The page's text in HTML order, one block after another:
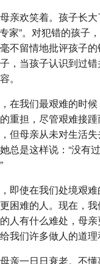
亲欢笑着。孩子长
家”。对犯错的孩子
不留情地批评孩子
，当孩子认识到过
。
在我们最艰难的时
重担，尽管艰难接
但母亲从未对生活
总是这样说：“没有
即使在我们处境艰
困难的人。现在，
人有什么难处，母亲
我们许多做人的道理
亲一日日衰老。不